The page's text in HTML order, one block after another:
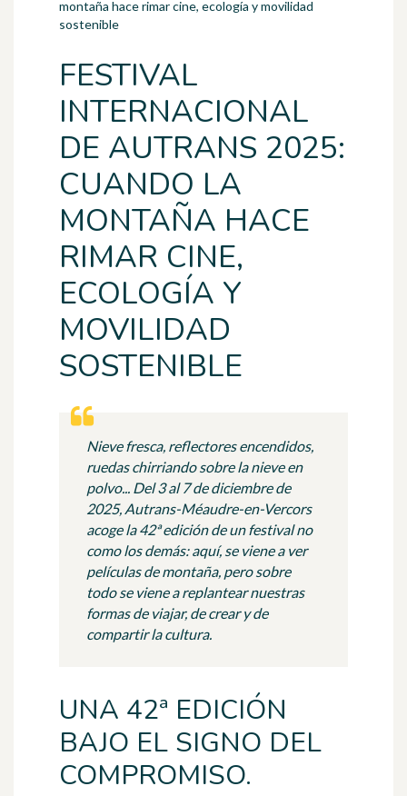
montaña hace rimar cine, ecología y movilidad
sostenible
FESTIVAL
INTERNACIONAL
DE AUTRANS 2025:
CUANDO LA
MONTAÑA HACE
RIMAR CINE,
ECOLOGÍA Y
MOVILIDAD
SOSTENIBLE
Nieve fresca, reflectores encendidos,
ruedas chirriando sobre la nieve en
polvo... Del 3 al 7 de diciembre de
2025, Autrans-Méaudre-en-Vercors
acoge la 42ª edición de un festival no
como los demás: aquí, se viene a ver
películas de montaña, pero sobre
todo se viene a replantear nuestras
formas de viajar, de crear y de
compartir la cultura.
UNA 42ª EDICIÓN
BAJO EL SIGNO DEL
COMPROMISO.